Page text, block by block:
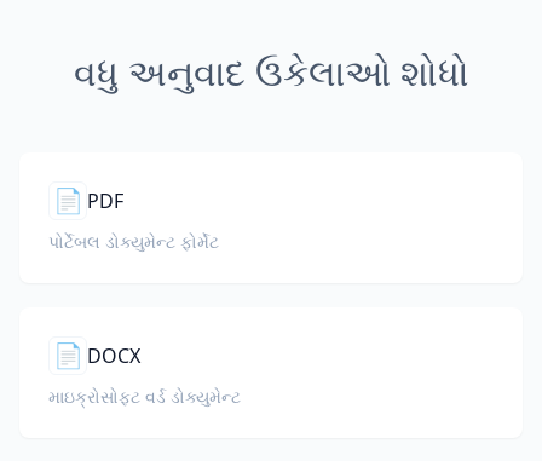
વધુ અનુવાદ ઉકેલાઓ શોધો
📄 PDF
પોર્ટેબલ ડોક્યુમેન્ટ ફોર્મેટ
📄 DOCX
માઇક્રોસોફ્ટ વર્ડ ડોક્યુમેન્ટ